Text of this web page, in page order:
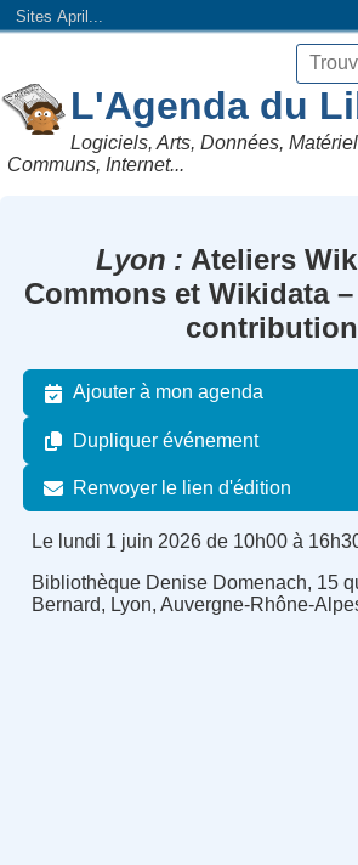
Sites April...
L'Agenda du
Logiciels, Arts, Données,
Communs, Internet...
Lyon
Ateliers
Commons et Wikidata
contribution
Ajouter à mon agenda
Dupliquer événement
Renvoyer le lien d'édition
Le lundi 1 juin 2026 de 10h00 à
Bibliothèque Denise Domenach, 15
Bernard, Lyon, Auvergne-Rhône-